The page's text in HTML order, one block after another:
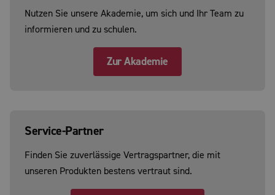
Nutzen Sie unsere Akademie, um sich und Ihr Team zu
informieren und zu schulen.
Zur Akademie
Service-Partner
Finden Sie zuverlässige Vertragspartner, die mit
unseren Produkten bestens vertraut sind.